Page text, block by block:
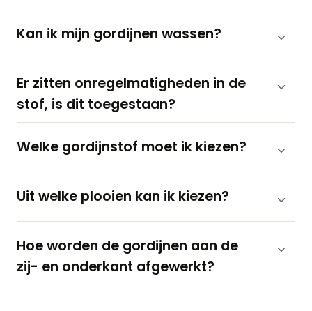
Kan ik mijn gordijnen wassen?
Er zitten onregelmatigheden in de
stof, is dit toegestaan?
Welke gordijnstof moet ik kiezen?
Uit welke plooien kan ik kiezen?
Hoe worden de gordijnen aan de
zij- en onderkant afgewerkt?